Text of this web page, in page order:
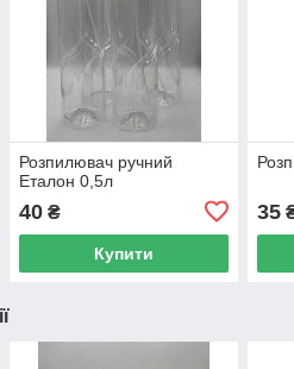
Розпилювач ручний
Еталон 0,5л
40₴
Купити
35